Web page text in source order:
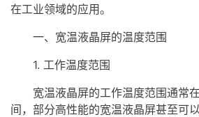
在工业领域的应用。
一、宽温液晶屏的温度范围
1. 工作温度范围
宽温液晶屏的工作温度范围通
间，部分高性能的宽温液晶屏甚至